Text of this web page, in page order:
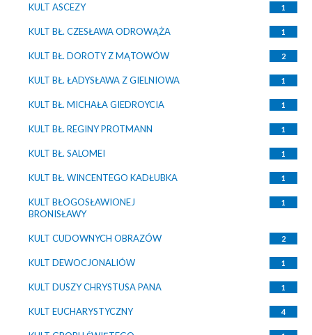
KULT ASCEZY 1
KULT BŁ. CZESŁAWA ODROWĄŻA 1
KULT BŁ. DOROTY Z MĄTOWÓW 2
KULT BŁ. ŁADYSŁAWA Z GIELNIOWA 1
KULT BŁ. MICHAŁA GIEDROYCIA 1
KULT BŁ. REGINY PROTMANN 1
KULT BŁ. SALOMEI 1
KULT BŁ. WINCENTEGO KADŁUBKA 1
KULT BŁOGOSŁAWIONEJ
BRONISŁAWY
1
KULT CUDOWNYCH OBRAZÓW 2
KULT DEWOCJONALIÓW 1
KULT DUSZY CHRYSTUSA PANA 1
KULT EUCHARYSTYCZNY 4